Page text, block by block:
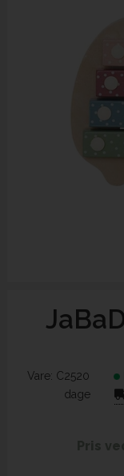
Vare: C2520
dage